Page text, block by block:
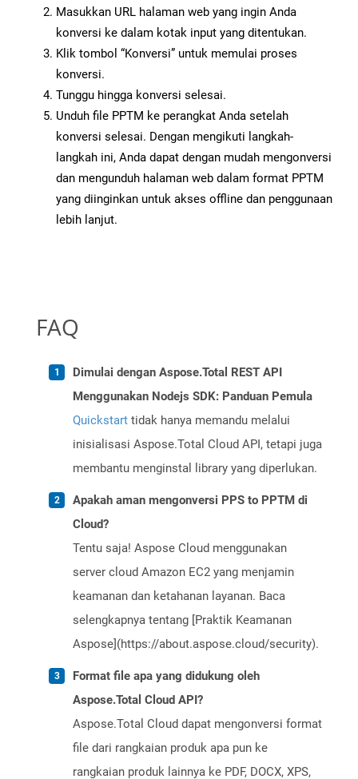
Masukkan URL halaman web yang ingin Anda
konversi ke dalam kotak input yang ditentukan.
Klik tombol “Konversi” untuk memulai proses
konversi.
Tunggu hingga konversi selesai.
Unduh file PPTM ke perangkat Anda setelah
konversi selesai. Dengan mengikuti langkah-
langkah ini, Anda dapat dengan mudah mengonversi
dan mengunduh halaman web dalam format PPTM
yang diinginkan untuk akses offline dan penggunaan
lebih lanjut.
FAQ
Dimulai dengan Aspose.Total REST API
Menggunakan Nodejs SDK: Panduan Pemula
Quickstart tidak hanya memandu melalui
inisialisasi Aspose.Total Cloud API, tetapi juga
membantu menginstal library yang diperlukan.
Apakah aman mengonversi PPS to PPTM di
Cloud?
Tentu saja! Aspose Cloud menggunakan
server cloud Amazon EC2 yang menjamin
keamanan dan ketahanan layanan. Baca
selengkapnya tentang [Praktik Keamanan
Aspose](https://about.aspose.cloud/security).
Format file apa yang didukung oleh
Aspose.Total Cloud API?
Aspose.Total Cloud dapat mengonversi format
file dari rangkaian produk apa pun ke
rangkaian produk lainnya ke PDF, DOCX, XPS,